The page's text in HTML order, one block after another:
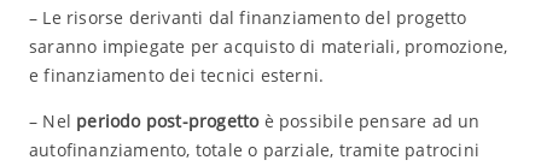
– Le risorse derivanti dal finanziamento del progetto
saranno impiegate per acquisto di materiali, promozione,
e finanziamento dei tecnici esterni.
– Nel periodo post-progettoè possibile pensare ad un
autofinanziamento, totale o parziale, tramite patrocini